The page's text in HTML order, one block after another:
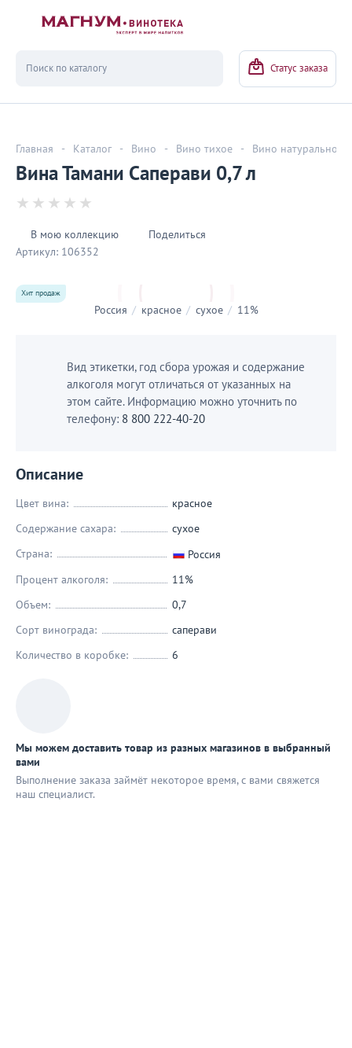
Статус заказа
Главная - Каталог - Вино - Вино тихое - Вино натуральное
Вина Тамани Саперави 0,7 л
В мою коллекцию
Поделиться
Артикул: 106352
Хит продаж
Россия / красное / сухое / 11%
Вид этикетки, год сбора урожая и содержание
алкоголя могут отличаться от указанных на
этом сайте. Информацию можно уточнить по
телефону: 8 800 222-40-20
Описание
Цвет вина:
красное
Содержание сахара:
сухое
Страна:
Россия
Процент алкоголя:
11%
Объем:
0,7
Сорт винограда:
саперави
Количество в коробке:
6
Мы можем доставить товар из разных магазинов в выбранный
вами
Выполнение заказа займёт некоторое время, с вами свяжется
наш специaлист.